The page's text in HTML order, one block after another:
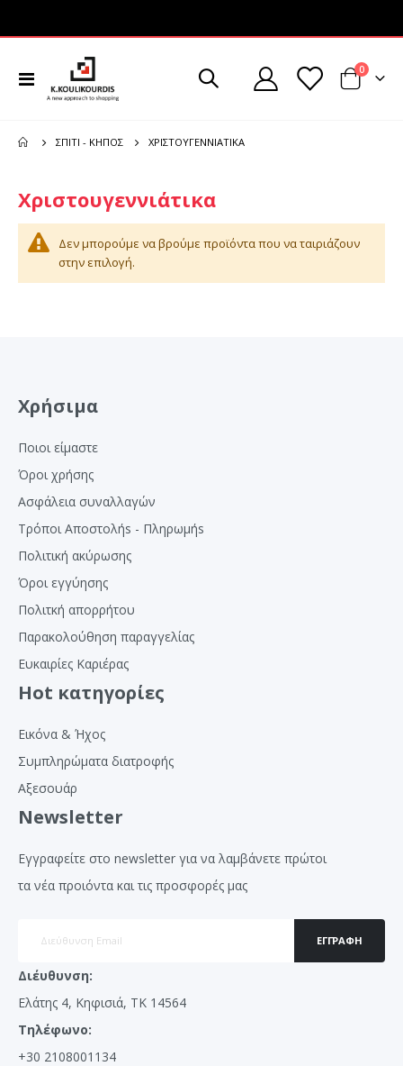
Εναλλαγή
Πλοήγησης
Cart
0
ΣΠΊΤΙ - ΚΉΠΟΣ ΧΡΙΣΤΟΥΓΕΝΝΙΆΤΙΚΑ
Χριστουγεννιάτικα
Δεν μπορούμε να βρούμε προϊόντα που να ταιριάζουν
στην επιλογή.
Χρήσιμα
Ποιοι είμαστε
Όροι χρήσης
Ασφάλεια συναλλαγών
Τρόποι Αποστολήs - Πληρωμήs
Πολιτική ακύρωσης
Όροι εγγύησης
Πολιτκή απορρήτου
Παρακολούθηση παραγγελίας
Ευκαιρίες Καριέρας
Hot κατηγορίες
Εικόνα & Ήχος
Συμπληρώματα διατροφής
Αξεσουάρ
Newsletter
Εγγραφείτε στο newsletter για να λαμβάνετε πρώτοι
τα νέα προιόντα και τις προσφορές μας
ΕΓΓΡΑΦΉ
Διέυθυνση:
Ελάτης 4, Κηφισιά, ΤΚ 14564
Τηλέφωνο:
+30 2108001134